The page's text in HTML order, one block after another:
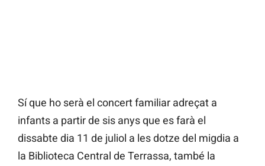
Sí que ho serà el concert familiar adreçat a
infants a partir de sis anys que es farà el
dissabte dia 11 de juliol a les dotze del migdia a
la Biblioteca Central de Terrassa, també la